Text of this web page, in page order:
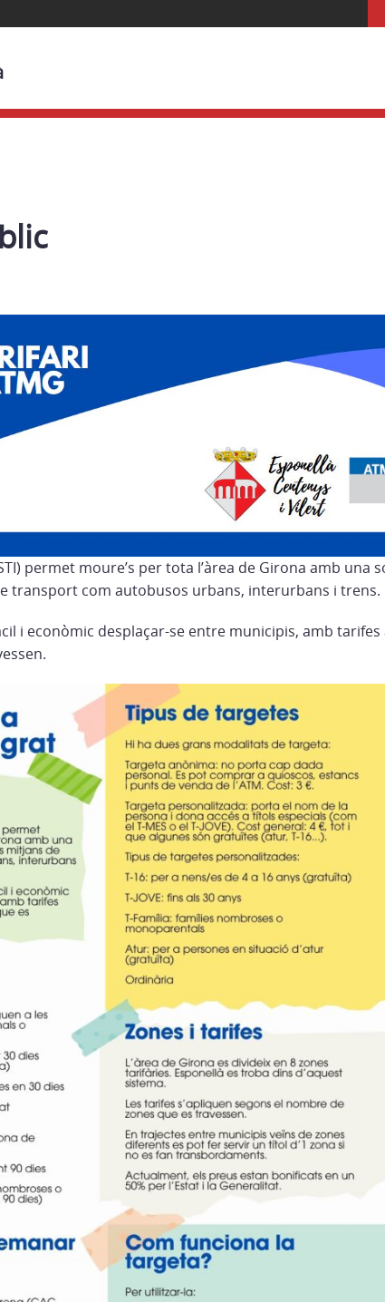
permet moure’s per tota l’àrea de Girona amb una
transport com autobusos urbans, interurbans i trens.
i econòmic desplaçar-se entre municipis, amb tarifes